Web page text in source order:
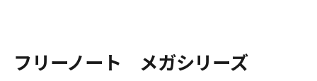
フリーノート メガシリーズ